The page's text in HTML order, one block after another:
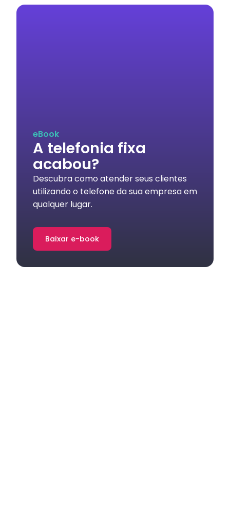
eBook
A telefonia fixa
acabou?
Descubra como atender seus clientes
utilizando o telefone da sua empresa em
qualquer lugar.
Baixar e-book